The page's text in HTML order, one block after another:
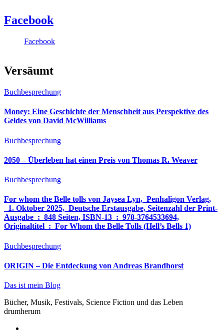
Facebook
Facebook
Versäumt
Buchbesprechung
Money: Eine Geschichte der Menschheit aus Perspektive des
Geldes von David McWilliams
Buchbesprechung
2050 – Überleben hat einen Preis von Thomas R. Weaver
Buchbesprechung
For whom the Belle tolls von Jaysea Lyn, ‎ Penhaligon Verlag,
‎ 1. Oktober 2025, ‎ Deutsche Erstausgabe, Seitenzahl der Print-
Ausgabe ‏ : ‎ 848 Seiten, ISBN-13 ‏ : ‎ 978-3764533694,
Originaltitel ‏ : ‎ For Whom the Belle Tolls (Hell’s Bells 1)
Buchbesprechung
ORIGIN – Die Entdeckung von Andreas Brandhorst
Das ist mein Blog
Bücher, Musik, Festivals, Science Fiction und das Leben
drumherum